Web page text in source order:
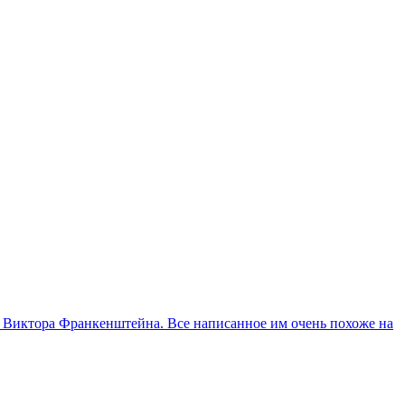
Виктора Франкенштейна. Все написанное им очень похоже на